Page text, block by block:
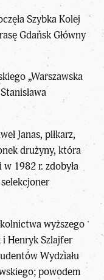
Szybka Kolej
Gdańsk Główny
„Warszawska
Janas, piłkarz,
drużyny, która
1982 r. zdobyła
wyższego
i Henryk Szlajfer
Wydziału
powodem